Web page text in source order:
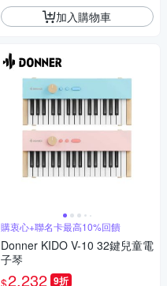
加入購物車
購衷心+聯名卡最高10%回饋
Donner KIDO V-10 32鍵兒童電
子琴
2,232 9折